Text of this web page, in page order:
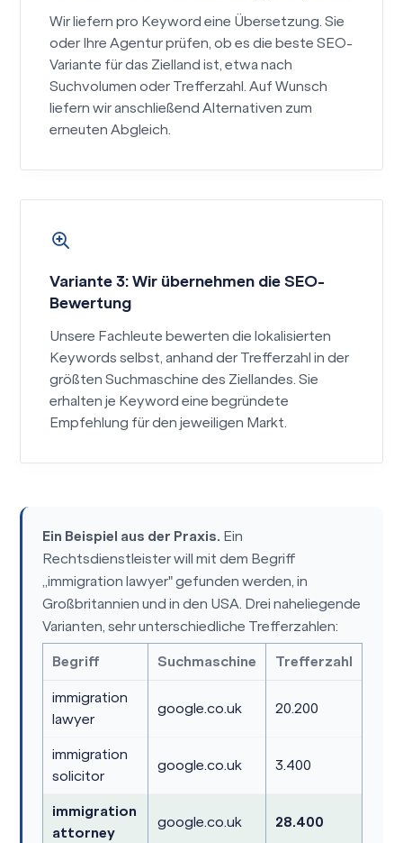
Wir liefern pro Keyword eine Übersetzung. Sie
oder Ihre Agentur prüfen, ob es die beste SEO-
Variante für das Zielland ist, etwa nach
Suchvolumen oder Trefferzahl. Auf Wunsch
liefern wir anschließend Alternativen zum
erneuten Abgleich.
Variante 3: Wir übernehmen die SEO-
Bewertung
Unsere Fachleute bewerten die lokalisierten
Keywords selbst, anhand der Trefferzahl in der
größten Suchmaschine des Ziellandes. Sie
erhalten je Keyword eine begründete
Empfehlung für den jeweiligen Markt.
Ein Beispiel aus der Praxis. Ein
Rechtsdienstleister will mit dem Begriff
„immigration lawyer" gefunden werden, in
Großbritannien und in den USA. Drei naheliegende
Varianten, sehr unterschiedliche Trefferzahlen:
Begriff Suchmaschine Trefferzahl
immigration
lawyer
google.co.uk 20.200
immigration
solicitor
google.co.uk 3.400
immigration
attorney
google.co.uk 28.400